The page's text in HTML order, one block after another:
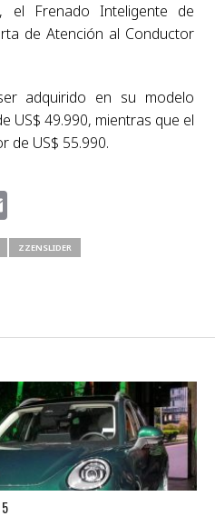
el Frenado Inteligente de
de Atención al Conductor
adquirido en su modelo
US$ 49.990, mientras que el
de US$ 55.990.
Email
ZZENSLIDER